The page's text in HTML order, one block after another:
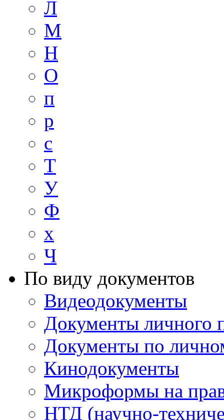
Л
М
Н
О
п
р
с
Т
У
Ф
х
Ч
По виду документов
Видеодокументы
Документы личного
Документы по
Кинодокументы
Микроформы на
НТД (научно-